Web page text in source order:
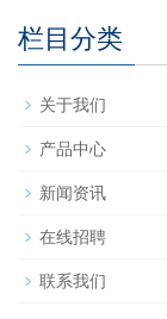
栏目分类
关于我们
产品中心
新闻资讯
在线招聘
联系我们